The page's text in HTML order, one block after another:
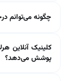
چگونه می‌توانم
کلینیک آنلاین
پوشش می‌دهد؟